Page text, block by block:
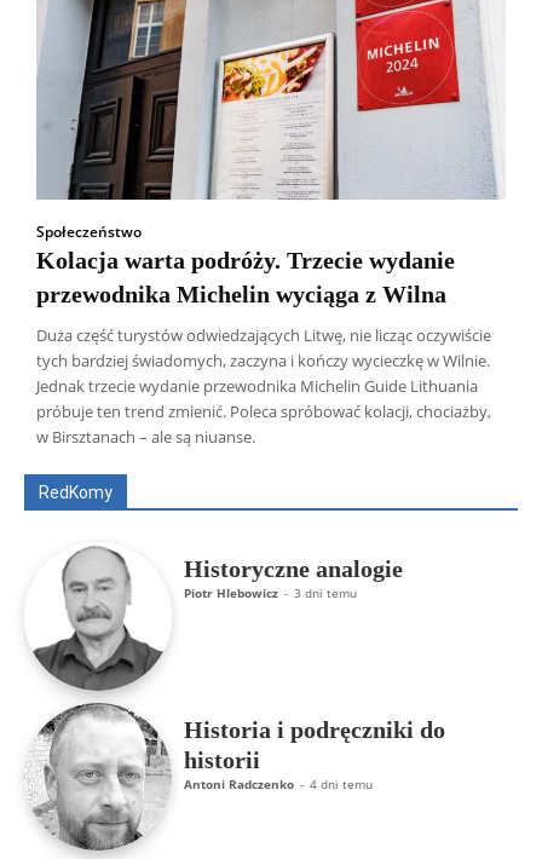
Społeczeństwo
Kolacja warta podróży. Trzecie wydanie
przewodnika Michelin wyciąga z Wilna
Duża część turystów odwiedzających Litwę, nie licząc oczywiście
tych bardziej świadomych, zaczyna i kończy wycieczkę w Wilnie.
Jednak trzecie wydanie przewodnika Michelin Guide Lithuania
próbuje ten trend zmienić. Poleca spróbować kolacji, chociażby,
w Birsztanach – ale są niuanse.
RedKomy
Wszyscy Aleksander Borowik
Antoni Radczenko
Artur Płokszto
Grzegorz Górny
ks. Jarosław Wąsowicz SDB
Historyczne analogie
Piotr Hlebowicz - 3 dni temu
Historia i podręczniki do
historii
Antoni Radczenko - 4 dni temu